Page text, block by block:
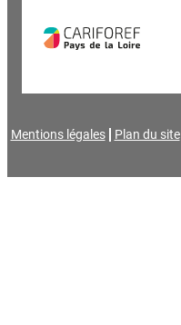
Mentions légales Plan du site